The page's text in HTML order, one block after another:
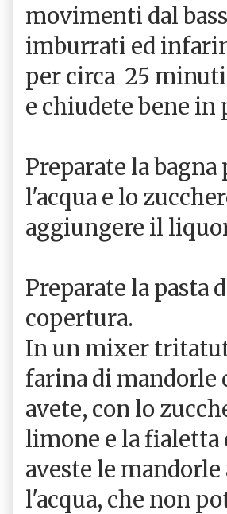
movimenti dal
imburrati ed
per circa 25
e chiudete bene
Preparate la
l'acqua e lo
aggiungere il
Preparate la pasta
copertura.
In un mixer
farina di mandorle
avete, con lo
limone e la fialetta
aveste le
l'acqua, che non